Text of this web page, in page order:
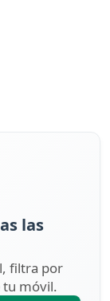
las
filtra por
tu móvil.